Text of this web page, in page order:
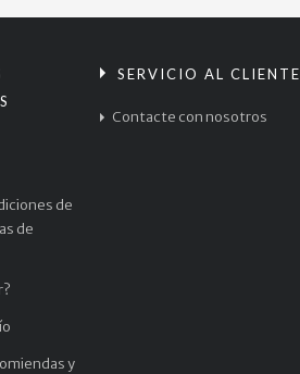
de
de
y
SERVICIO AL CLIENTE
Contacte con nosotros